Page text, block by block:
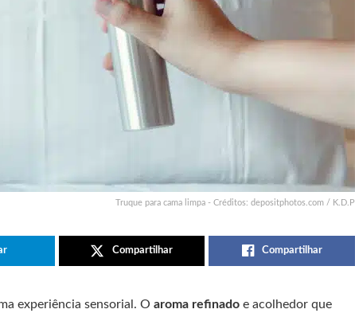
Truque para cama limpa - Créditos: depositphotos.com / K.D.P
Compartilhar Compartilhar
experiência sensorial. O aroma refinado e acolhedor que